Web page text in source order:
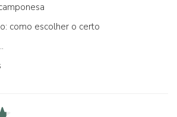
como escolher o certo